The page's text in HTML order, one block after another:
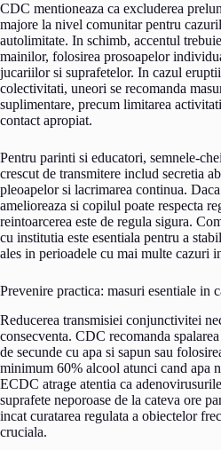
CDC mentioneaza ca excluderea
majore la nivel comunitar pentru
autolimitate. In schimb, accentul
mainilor, folosirea prosoapelor
jucariilor si suprafetelor. In cazul
colectivitati, uneori se recomanda
suplimentare, precum limitarea
contact apropiat.
Pentru parinti si educatori, semnele-
crescut de transmitere includ secretia
pleoapelor si lacrimarea continua.
amelioreaza si copilul poate respecta
reintoarcerea este de regula sigura.
cu institutia este esentiala pentru a
ales in perioadele cu mai multe cazuri
Prevenire practica: masuri esentiale in
Reducerea transmisiei conjunctivitei
consecventa. CDC recomanda
de secunde cu apa si sapun sau
minimum 60% alcool atunci cand apa
ECDC atrage atentia ca
suprafete neporoase de la cateva ore
incat curatarea regulata a obiectelor
cruciala.